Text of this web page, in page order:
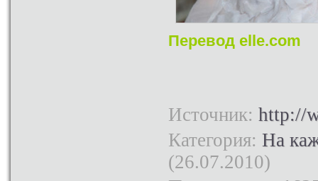
Перевод elle.com
Источник: http://
Категория: На
(26.07.2010)